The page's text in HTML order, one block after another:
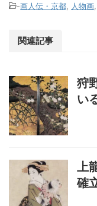
-画人伝・京都 人物画
関連記事
狩
い
上
確